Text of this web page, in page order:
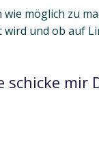
möglich zu
und ob auf
schicke